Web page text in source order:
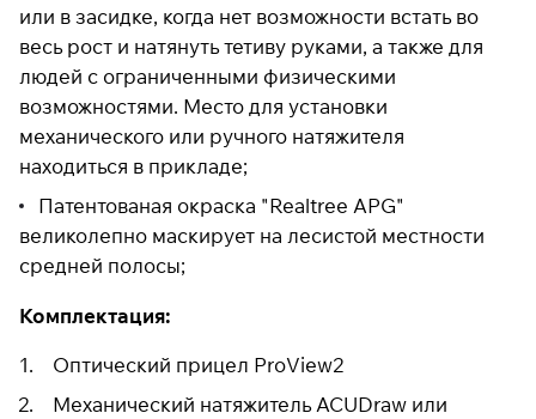
или в засидке, когда нет возможности встать во
весь рост и натянуть тетиву руками, а также для
людей с ограниченными физическими
возможностями. Место для установки
механического или ручного натяжителя
находиться в прикладе;
Патентованая окраска "Realtree APG"
великолепно маскирует на лесистой местности
средней полосы;
Комплектация:
Оптический прицел ProView2
Механический натяжитель ACUDraw или